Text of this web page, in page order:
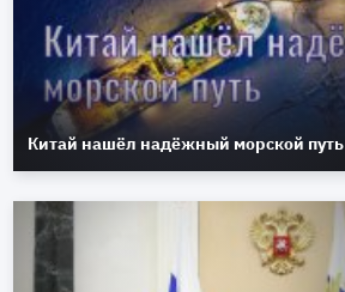
Китай нашёл надёжный морской путь